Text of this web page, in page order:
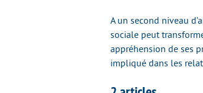
A un second niveau
sociale peut
appréhension de ses
impliqué dans les